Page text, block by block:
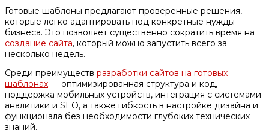
Готовые шаблоны предлагают проверенные решения,
которые легко адаптировать под конкретные нужды
бизнеса. Это позволяет существенно сократить время на
создание сайта, который можно запустить всего за
несколько недель.
Среди преимуществ разработки сайтов на готовых
шаблонах — оптимизированная структура и код,
поддержка мобильных устройств, интеграция с системами
аналитики и SEO, а также гибкость в настройке дизайна и
функционала без необходимости глубоких технических
знаний.